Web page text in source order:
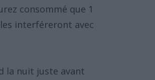
consommé que 1
interféreront avec
la nuit juste avant